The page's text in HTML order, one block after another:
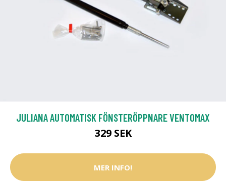
JULIANA AUTOMATISK FÖNSTERÖPPNARE VENTOMAX
329 SEK
MER INFO!